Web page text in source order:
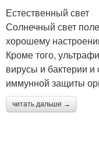
Естественный свет
Солнечный свет
хорошему
Кроме того,
вирусы и бактерии и
иммунной защиты
читать дальше →